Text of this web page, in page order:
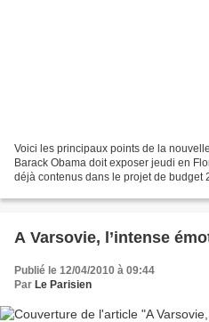
Voici les principaux points de la
Barack Obama doit exposer jeudi en
déjà contenus dans le projet de budget
A Varsovie, l’intense
Publié le 12/04/2010 à 09:44
Par Le Parisien